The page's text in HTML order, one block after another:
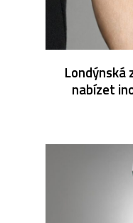
Londýnská
nabízet